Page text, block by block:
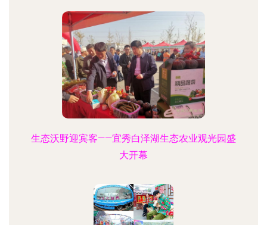
生态沃野迎宾客——宜秀白泽湖生态农业观光园盛
大开幕